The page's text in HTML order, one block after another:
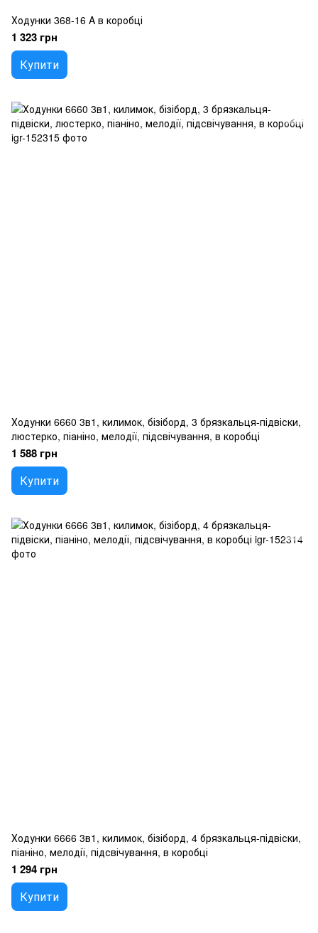
Ходунки 368-16 A в коробці
1 323 грн
Купити
Ходунки 6660 3в1, килимок, бізіборд, 3 брязкальця-підвіски,
люстерко, піаніно, мелодії, підсвічування, в коробці
1 588 грн
Купити
Ходунки 6666 3в1, килимок, бізіборд, 4 брязкальця-підвіски,
піаніно, мелодії, підсвічування, в коробці
1 294 грн
Купити